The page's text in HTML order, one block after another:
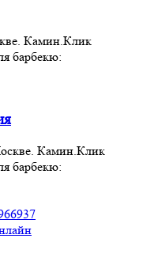
Камин.Клик
барбекю:
Камин.Клик
барбекю: